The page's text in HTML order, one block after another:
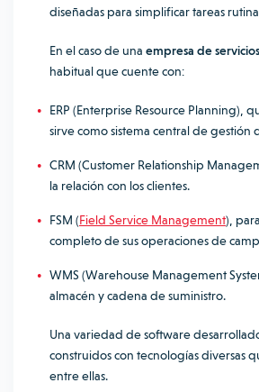
diseñadas para simplificar tareas
En el caso de una empresa de
habitual que cuente con:
ERP (Enterprise Resource Planning),
sirve como sistema central de gestión
CRM (Customer Relationship
la relación con los clientes.
FSM (Field Service Management),
completo de sus operaciones de
WMS (Warehouse Management
almacén y cadena de suministro.
Una variedad de software
construidos con tecnologías diversas
entre ellas.